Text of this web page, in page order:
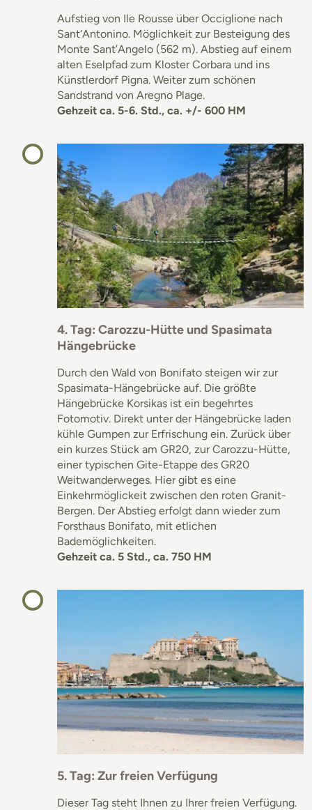
Aufstieg von Ile Rousse über Occiglione nach
Sant‘Antonino. Möglichkeit zur Besteigung des
Monte Sant’Angelo (562 m). Abstieg auf einem
alten Eselpfad zum Kloster Corbara und ins
Künstlerdorf Pigna. Weiter zum schönen
Sandstrand von Aregno Plage.
Gehzeit ca. 5-6. Std., ca. +/- 600 HM
4. Tag: Carozzu-Hütte und Spasimata
Hängebrücke
Durch den Wald von Bonifato steigen wir zur
Spasimata-Hängebrücke auf. Die größte
Hängebrücke Korsikas ist ein begehrtes
Fotomotiv. Direkt unter der Hängebrücke laden
kühle Gumpen zur Erfrischung ein. Zurück über
ein kurzes Stück am GR20, zur Carozzu-Hütte,
einer typischen Gite-Etappe des GR20
Weitwanderweges. Hier gibt es eine
Einkehrmöglickeit zwischen den roten Granit-
Bergen. Der Abstieg erfolgt dann wieder zum
Forsthaus Bonifato, mit etlichen
Bademöglichkeiten.
Gehzeit ca. 5 Std., ca. 750 HM
5. Tag: Zur freien Verfügung
Dieser Tag steht Ihnen zu Ihrer freien Verfügung.